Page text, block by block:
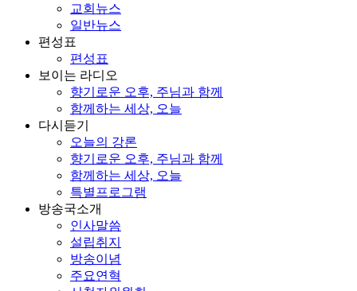
교회뉴스
일반뉴스
편성표
편성표
보이는 라디오
향기로운 오후, 주님과 함께
함께하는 세상, 오늘
다시듣기
오늘의 강론
향기로운 오후, 주님과 함께
함께하는 세상, 오늘
특별프로그램
방송국소개
인사말씀
설립취지
방송이념
주요연혁